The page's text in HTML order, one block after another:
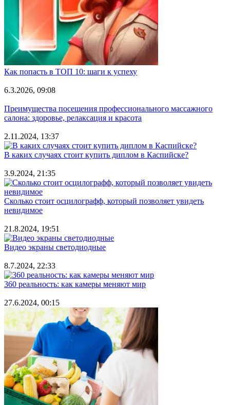
Как попасть в ТОП 10: шаги к успеху
6.3.2026, 09:08
Преимущества посещения профессионального массажного
салона: здоровье, релаксация и красота
2.11.2024, 13:37
В каких случаях стоит купить диплом в Каспийске?
3.9.2024, 21:35
Сколько стоит осцилографф, который позволяет увидеть
невидимое
21.8.2024, 19:51
Видео экраны светодиодные
8.7.2024, 22:33
360 реальность: как камеры меняют мир
27.6.2024, 00:15